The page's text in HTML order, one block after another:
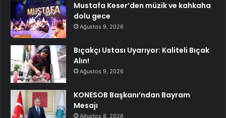
Mustafa Keser’den müzik ve kahkaha
dolu gece
Ağustos 9, 2026
Bıçakçı Ustası Uyarıyor: Kaliteli Bıçak
Alın!
Ağustos 9, 2026
KONESOB Başkanı’ndan Bayram
Mesajı
Ağustos 8, 2026